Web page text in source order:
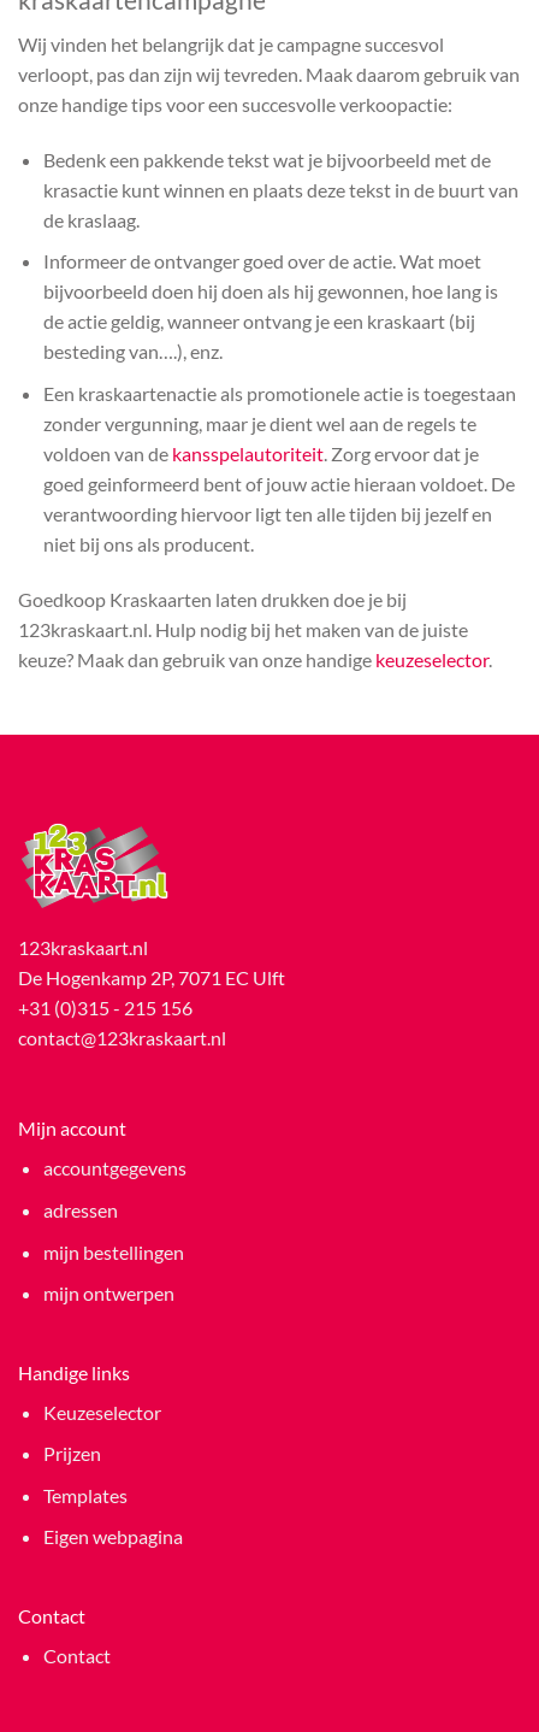
Wij vinden het belangrijk dat je campagne succesvol
verloopt, pas dan zijn wij tevreden. Maak daarom gebruik van
onze handige tips voor een succesvolle verkoopactie:
Bedenk een pakkende tekst wat je bijvoorbeeld met de
krasactie kunt winnen en plaats deze tekst in de buurt van
de kraslaag.
Informeer de ontvanger goed over de actie. Wat moet
bijvoorbeeld doen hij doen als hij gewonnen, hoe lang is
de actie geldig, wanneer ontvang je een kraskaart (bij
besteding van….), enz.
Een kraskaartenactie als promotionele actie is toegestaan
zonder vergunning, maar je dient wel aan de regels te
voldoen van de kansspelautoriteit. Zorg ervoor dat je
goed geinformeerd bent of jouw actie hieraan voldoet. De
verantwoording hiervoor ligt ten alle tijden bij jezelf en
niet bij ons als producent.
Goedkoop Kraskaarten laten drukken doe je bij
123kraskaart.nl. Hulp nodig bij het maken van de juiste
keuze? Maak dan gebruik van onze handige keuzeselector.
123kraskaart.nl
De Hogenkamp 2P, 7071 EC Ulft
+31 (0)315 - 215 156
contact@123kraskaart.nl
Mijn account
accountgegevens
adressen
mijn bestellingen
mijn ontwerpen
Handige links
Keuzeselector
Prijzen
Templates
Eigen webpagina
Contact
Contact